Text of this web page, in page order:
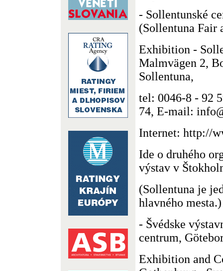
- Sollentunské
(Sollentuna Fair
Exhibition -
Malmvägen 2,
Sollentuna,
tel: 0046-8 - 92
74, E-mail:
Internet: http://
Ide o druhého
výstav v
(Sollentuna je
hlavného mesta.)
- Švédske
centrum,
Exhibition and